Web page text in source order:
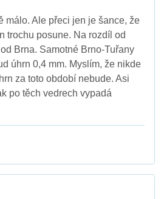
málo. Ale přeci jen je šance, že
trochu posune. Na rozdíl od
Brna. Samotné Brno-Tuřany
úhrn 0,4 mm. Myslím, že nikde
za toto období nebude. Asi
po těch vedrech vypadá